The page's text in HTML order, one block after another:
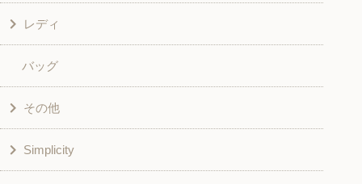
グッズ
シャツ・ブラウス
スカート・パンツ
和風衣類
入園入学グッズ
レディ
シャツ・ブラウス
チュニック
ワンピース
バッグ
その他
学校家庭科教材用
Simplicity